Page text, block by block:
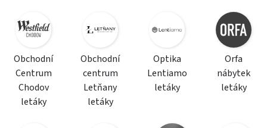
Obchodní
Centrum
Chodov
letáky
Obchodní
centrum
Letňany
letáky
Optika
Lentiamo
letáky
Orfa
nábytek
letáky